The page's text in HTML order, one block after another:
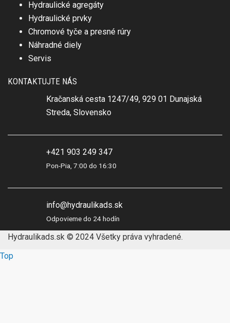
Hydraulické agregáty
Hydraulické prvky
Chromové tyče a presné rúry
Náhradné diely
Servis
KONTAKTUJTE NÁS
Kračanská cesta 1247/49, 929 01 Dunajská
Streda, Slovensko
+421 903 249 347
Pon-Pia, 7:00 do 16:30
info@hydraulikads.sk
Odpovieme do 24 hodín
Hydraulikads.sk © 2024 Všetky práva vyhradené.
Top